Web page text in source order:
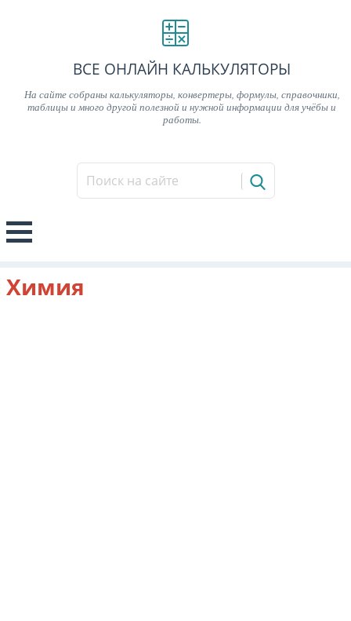
ВСЕ ОНЛАЙН КАЛЬКУЛЯТОРЫ
На сайте собраны калькуляторы, конвертеры, формулы, справочники,
таблицы и много другой полезной и нужной информации для учёбы и
работы.
Химия